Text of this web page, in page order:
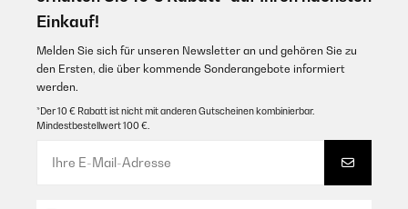
Einkauf!
Melden Sie sich für unseren Newsletter an und gehören Sie zu
den Ersten, die über kommende Sonderangebote informiert
werden.
*Der 10 € Rabatt ist nicht mit anderen Gutscheinen kombinierbar.
Mindestbestellwert 100 €.